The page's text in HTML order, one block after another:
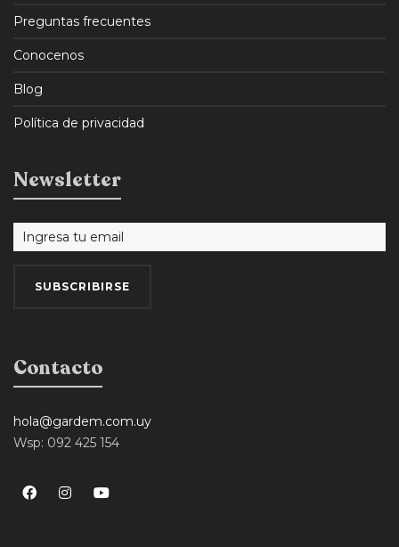
Preguntas frecuentes
Conocenos
Blog
Política de privacidad
Newsletter
Contacto
hola@gardem.com.uy
Wsp: 092 425 154